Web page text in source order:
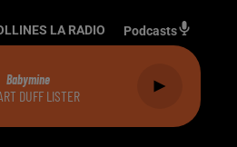
LA RADIO Podcasts
Babymine
DUFF LISTER